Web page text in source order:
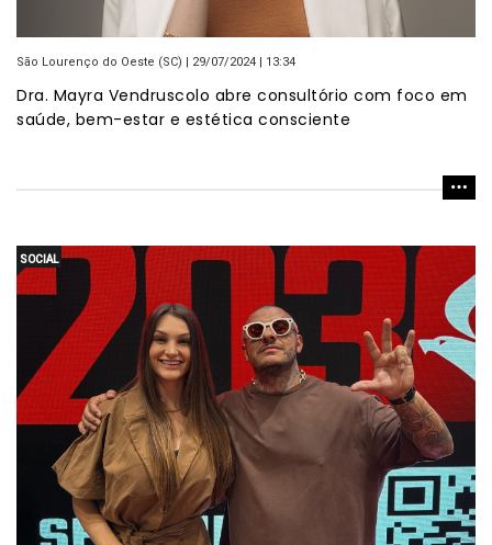
São Lourenço do Oeste (SC) | 29/07/2024 | 13:34
Dra. Mayra Vendruscolo abre consultório com foco em
saúde, bem-estar e estética consciente
SOCIAL